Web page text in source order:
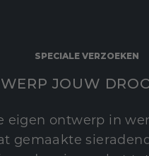
SPECIALE VERZOEKEN
JOUW
eigen ontwerp in
gemaakte